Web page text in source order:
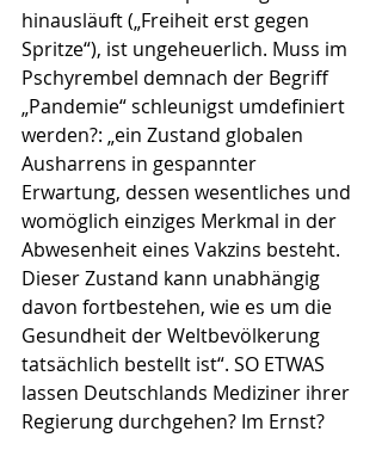
hinausläuft („Freiheit erst gegen
Spritze“), ist ungeheuerlich. Muss im
Pschyrembel demnach der Begriff
„Pandemie“ schleunigst umdefiniert
werden?: „ein Zustand globalen
Ausharrens in gespannter
Erwartung, dessen wesentliches und
womöglich einziges Merkmal in der
Abwesenheit eines Vakzins besteht.
Dieser Zustand kann unabhängig
davon fortbestehen, wie es um die
Gesundheit der Weltbevölkerung
tatsächlich bestellt ist“. SO ETWAS
lassen Deutschlands Mediziner ihrer
Regierung durchgehen? Im Ernst?